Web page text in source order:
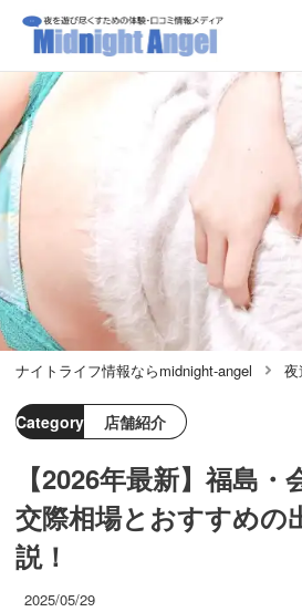
ナイトライフ情報ならmidnight-angel
Category 店舗紹介
【2026年最新】福島
交際相場とおすすめの
説！
2025/05/29